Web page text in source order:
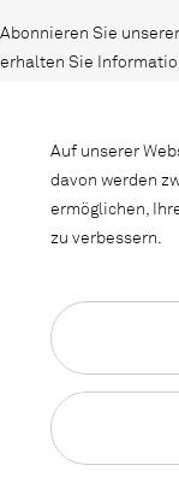
Abonnieren Sie
erhalten Sie
Language
Deutsch
Impressum
Auf unserer
davon werden
ermöglichen,
zu verbessern.